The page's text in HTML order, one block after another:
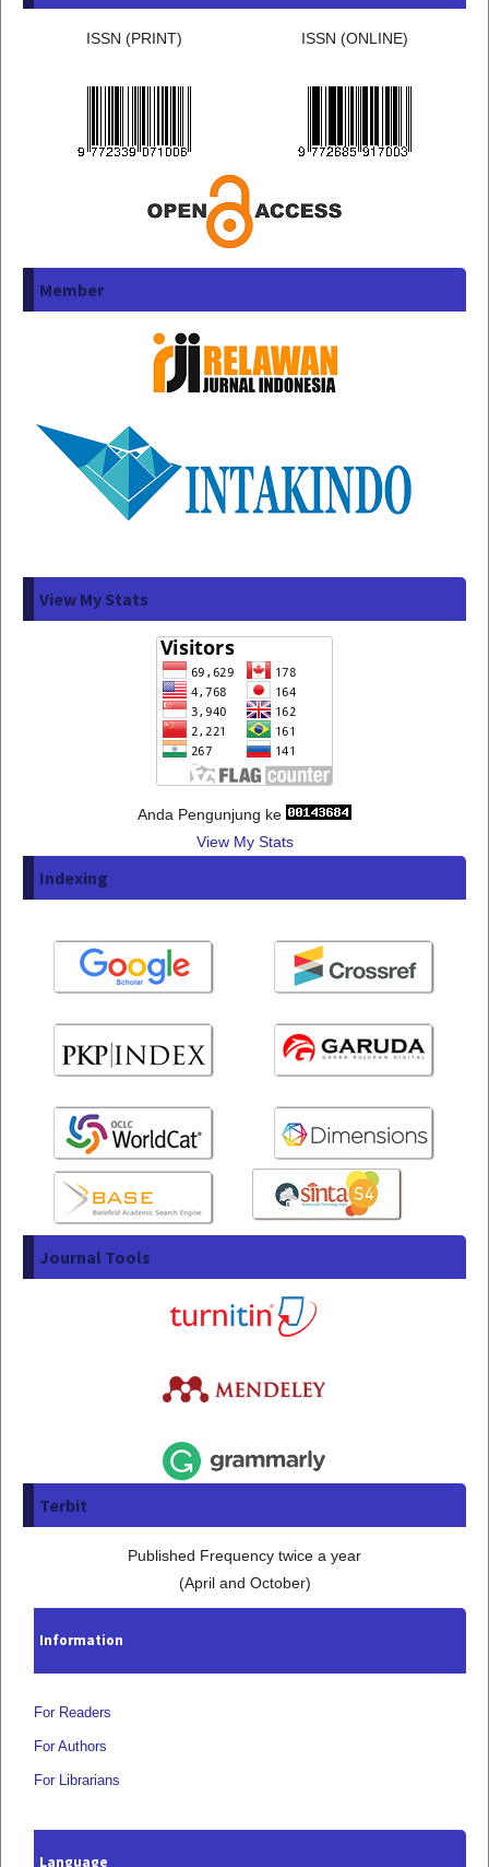
ISSN (PRINT) ISSN (ONLINE)
Member
View My Stats
Anda Pengunjung ke
View My Stats
Indexing
Journal Tools
Terbit
Published Frequency twice a year
(April and October)
Information
For Readers
For Authors
For Librarians
Language